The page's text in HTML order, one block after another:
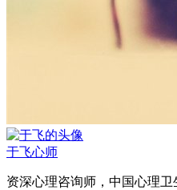
于飞心师
资深心理咨询师，中国心理卫